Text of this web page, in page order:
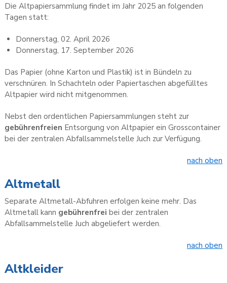
Die Altpapiersammlung findet im Jahr 2025 an folgenden
Tagen statt:
Donnerstag, 02. April 2026
Donnerstag, 17. September 2026
Das Papier (ohne Karton und Plastik) ist in Bündeln zu
verschnüren. In Schachteln oder Papiertaschen abgefülltes
Altpapier wird nicht mitgenommen.
Nebst den ordentlichen Papiersammlungen steht zur
gebührenfreien Entsorgung von Altpapier ein Grosscontainer
bei der zentralen Abfallsammelstelle Juch zur Verfügung.
nach oben
Altmetall
Separate Altmetall-Abfuhren erfolgen keine mehr. Das
Altmetall kann gebührenfrei bei der zentralen
Abfallsammelstelle Juch abgeliefert werden.
nach oben
Altkleider